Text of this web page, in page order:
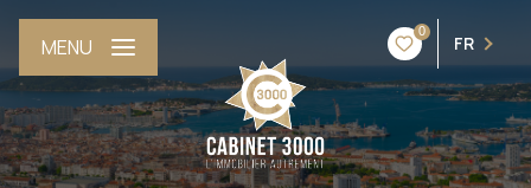
0
FR
MENU